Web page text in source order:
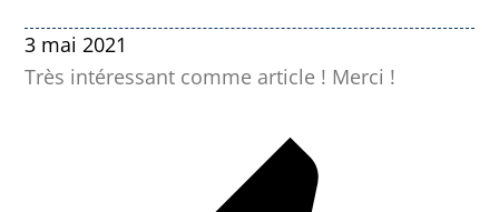
3 mai 2021
Très intéressant comme article ! Merci !